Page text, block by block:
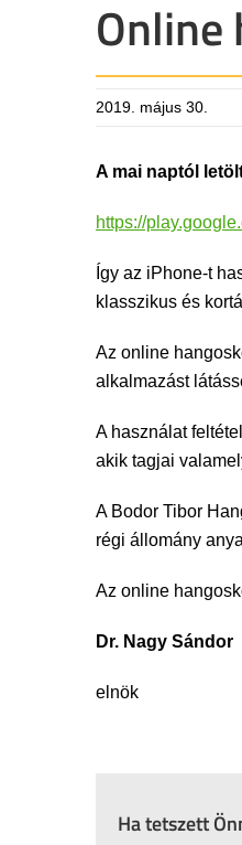
Online
2019. május 30.
A mai naptól
https://
Így az iPhone-t
klasszikus és
Az online
alkalmazást
A használat
akik tagjai
A Bodor Tibor
régi állomány
Az online
Dr. Nagy Sándor
elnök
Ha tetszett